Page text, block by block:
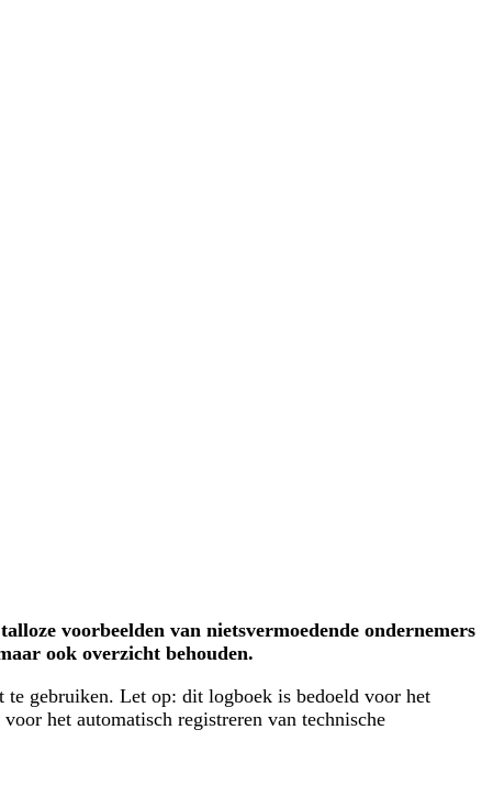
voorbeelden van nietsvermoedende ondernemers
ook overzicht behouden.
gebruiken. Let op: dit logboek is bedoeld voor het
het automatisch registreren van technische